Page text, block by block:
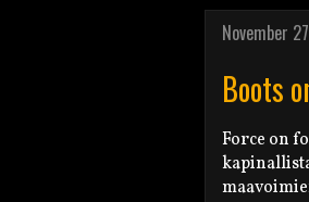
November
Boots
Force on